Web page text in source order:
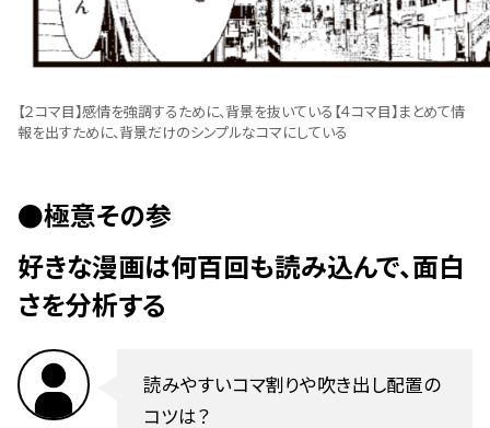
【２コマ目】感情を強調するために、背景を抜いている【４コマ目】まとめて情
報を出すために、背景だけのシンプルなコマにしている
●極意その参
好きな漫画は何百回も読み込んで、面白
さを分析する
読みやすいコマ割りや吹き出し配置の
コツは？